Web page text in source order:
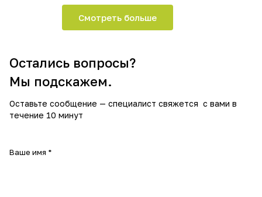
Смотреть больше
Остались вопросы?
Мы подскажем.
Оставьте сообщение — специалист свяжется с вами в
течение 10 минут
Ваше имя *